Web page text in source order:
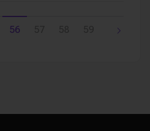
56